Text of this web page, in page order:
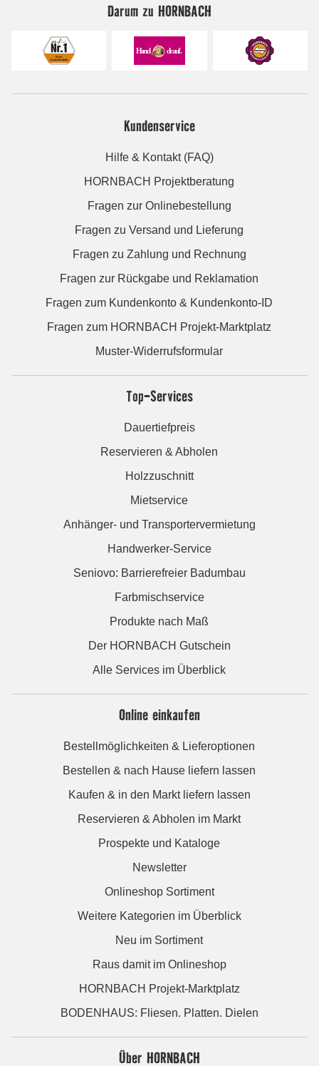
Darum zu HORNBACH
Kundenservice
Hilfe & Kontakt (FAQ)
HORNBACH Projektberatung
Fragen zur Onlinebestellung
Fragen zu Versand und Lieferung
Fragen zu Zahlung und Rechnung
Fragen zur Rückgabe und Reklamation
Fragen zum Kundenkonto & Kundenkonto-ID
Fragen zum HORNBACH Projekt-Marktplatz
Muster-Widerrufsformular
Top-Services
Dauertiefpreis
Reservieren & Abholen
Holzzuschnitt
Mietservice
Anhänger- und Transportervermietung
Handwerker-Service
Seniovo: Barrierefreier Badumbau
Farbmischservice
Produkte nach Maß
Der HORNBACH Gutschein
Alle Services im Überblick
Online einkaufen
Bestellmöglichkeiten & Lieferoptionen
Bestellen & nach Hause liefern lassen
Kaufen & in den Markt liefern lassen
Reservieren & Abholen im Markt
Prospekte und Kataloge
Newsletter
Onlineshop Sortiment
Weitere Kategorien im Überblick
Neu im Sortiment
Raus damit im Onlineshop
HORNBACH Projekt-Marktplatz
BODENHAUS: Fliesen. Platten. Dielen
Über HORNBACH